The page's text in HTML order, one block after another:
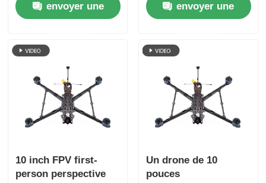
Charge utile lourde
Vol à longue portée
envoyer une
Antenne HappyModel
Récepteur Stack-
envoyer une
10 inch FPV first-
person perspective
Un drone de 10
pouces